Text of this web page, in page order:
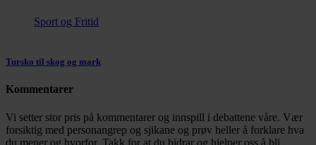
Sport og Fritid
Tursko til skog og mark
Kommentarer
Vi setter stor pris på kommentarer og innspill i debattene våre. Vær
forsiktig med personangrep og sjikane og prøv heller å forklare hva
du mener og hvorfor. Takk for at du bidrar og hjelper oss å bli